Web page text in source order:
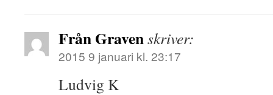
Från Gravenskriver:
2015 9 januari kl. 23:17
Ludvig K